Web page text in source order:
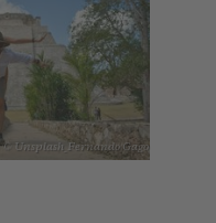
© Unsplash_Fernando Gago